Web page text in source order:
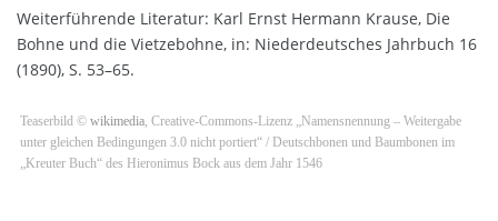
Weiterführende Literatur: Karl Ernst Hermann Krause, Die
Bohne und die Vietzebohne, in: Niederdeutsches Jahrbuch 16
(1890), S. 53–65.
Teaserbild © wikimedia, Creative-Commons-Lizenz „Namensnennung – Weitergabe
unter gleichen Bedingungen 3.0 nicht portiert“ / Deutschbonen und Baumbonen im
„Kreuter Buch“ des Hieronimus Bock aus dem Jahr 1546